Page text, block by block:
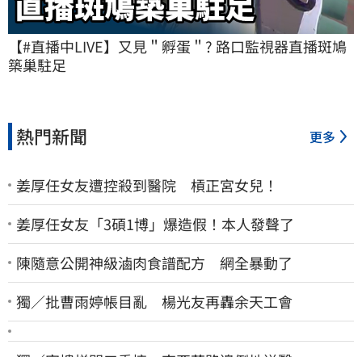
【#直播中LIVE】又見＂孵蛋＂? 路口監視器直播斑鳩
築巢駐足
熱門新聞 更多
姜厚任女友遭控殺到醫院 槓正宮女兒！
姜厚任女友「3碩1博」爆造假！本人發聲了
陳隨意公開神級滷肉食譜配方 網全暴動了
獨／批曹雨婷帳目亂 楊光友再轟余天工會